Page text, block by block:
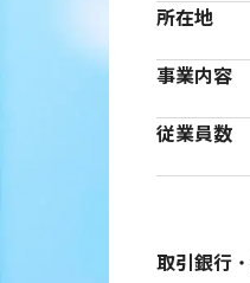
所在地
事業内容
従業員数
取引銀行 ・